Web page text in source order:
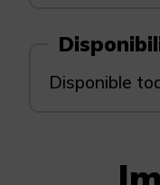
Disponible